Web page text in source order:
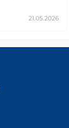
21.05.2026